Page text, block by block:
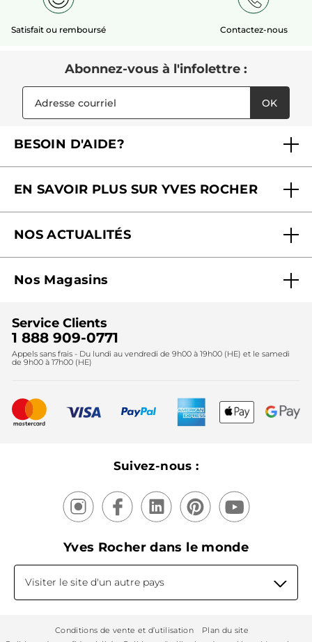
Satisfait ou remboursé Contactez-nous
Abonnez-vous à l'infolettre :
OK
BESOIN D'AIDE?
Contactez-nous
Offre Courrier / Magazine
Accessibilité
Cadeaux corporatifs
EN SAVOIR PLUS SUR YVES ROCHER
Pourquoi nous faire confiance ?
Fondation Yves Rocher
2024
Lutte contre le travail forcé et le travail des enfants
2025
NOS ACTUALITÉS
Black Friday
Noël
Fête des mères
Nouveautés
Recyclage
Nos Magasins
Instituts
Service Clients
1 888 909-0771
Appels sans frais - Du lundi au vendredi de 9h00 à 19h00 (HE) et le samedi
de 9h00 à 17h00 (HE)
Suivez-nous :
Yves Rocher dans le monde
Visiter le site d'un autre pays
Conditions de vente et d’utilisation
Plan du site